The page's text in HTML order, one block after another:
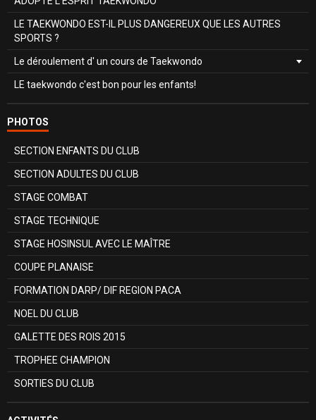
LE TAEKWONDO EST-IL PLUS DANGEREUX QUE LES AUTRES
SPORTS ?
Le déroulement d' un cours de Taekwondo
LE taekwondo c'est bon pour les enfants!
PHOTOS
SECTION ENFANTS DU CLUB
SECTION ADULTES DU CLUB
STAGE COMBAT
STAGE TECHNIQUE
STAGE HOSINSUL AVEC LE MAÎTRE
COUPE PLANAISE
FORMATION DARP/ DIF REGION PACA
NOEL DU CLUB
GALETTE DES ROIS 2015
TROPHEE CHAMPION
SORTIES DU CLUB